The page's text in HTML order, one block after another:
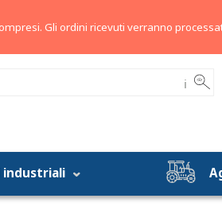
ℹ
industriali
Gli ordini ricevuti verranno